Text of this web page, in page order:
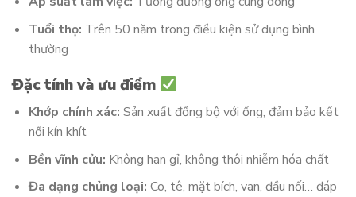
Tuổi thọ: Trên 50 năm trong điều kiện sử dụng bình
thường
Đặc tính và ưu điểm
Khớp chính xác: Sản xuất đồng bộ với ống, đảm bảo kết
nối kín khít
Bền vĩnh cửu: Không han gỉ, không thôi nhiễm hóa chất
Đa dạng chủng loại: Co, tê, mặt bích, van, đầu nối… đáp